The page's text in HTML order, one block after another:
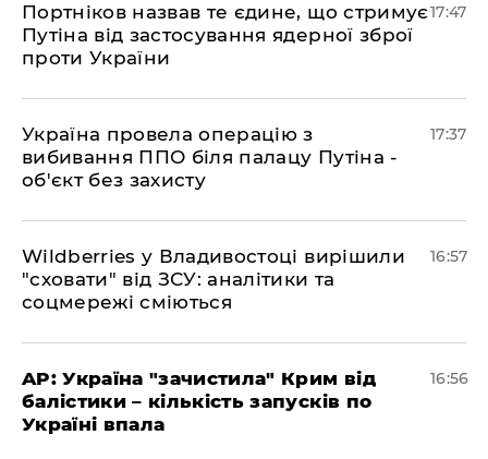
​Портніков назвав те єдине, що стримує
Путіна від застосування ядерної зброї
проти України
17:47
​Україна провела операцію з
вибивання ППО біля палацу Путіна -
об'єкт без захисту
17:37
​Wildberries у Владивостоці вирішили
"сховати" від ЗСУ: аналітики та
соцмережі сміються
16:57
​AP: Україна "зачистила" Крим від
балістики – кількість запусків по
Україні впала
16:56